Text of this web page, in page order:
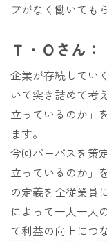
プがなく働いても
Ｔ・Ｏさん：
企業が存続してい
いて突き詰めて考
立っているのか」
ます。
今回パーパスを策
立っているのか」
の定義を全従業員
によって一人一人
て利益の向上につ